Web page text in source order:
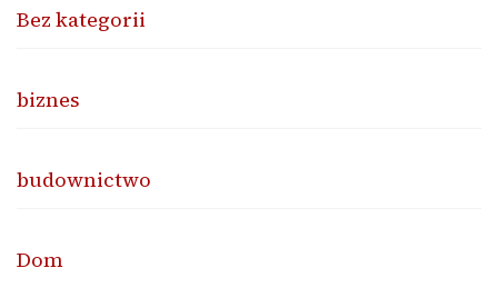
Bez kategorii
biznes
budownictwo
Dom